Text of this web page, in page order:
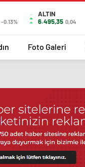
-0.13%
ALTIN
6.495,35 0,04
Foto Galeri